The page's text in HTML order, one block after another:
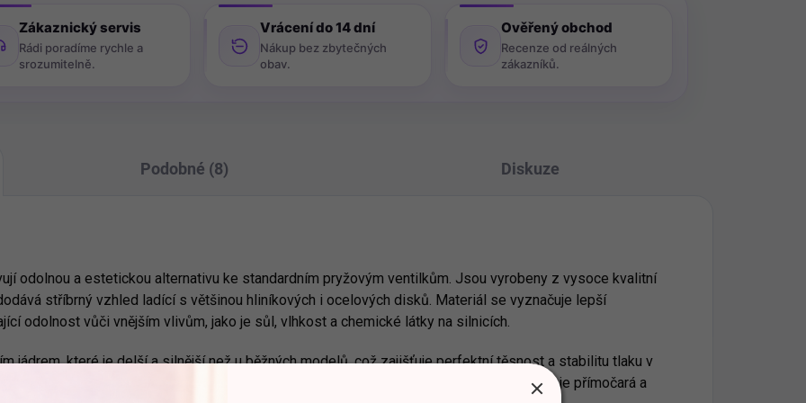
Zákaznický servis
Rádi poradíme rychle a
srozumitelně.
Vrácení do 14 dní
Nákup bez zbytečných
obav.
Ověřený obchod
Recenze od reálných
zákazníků.
Podobné (8) Diskuze
odolnou a estetickou alternativu ke standardním pryžovým ventilkům. Jsou vyrobeny z vysoce kvalitní
stříbrný vzhled ladící s většinou hliníkových i ocelových disků. Materiál se vyznačuje lepší
odolnost vůči vnějším vlivům, jako je sůl, vlhkost a chemické látky na silnicích.
jádrem, které je delší a silnější než u běžných modelů, což zajišťuje perfektní těsnost a stabilitu tlaku v
mm jsou vhodné pro drtivou většinu moderních ráfků osobních automobilů. Instalace je přímočará a